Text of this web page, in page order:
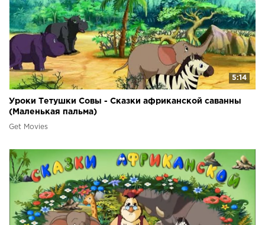
5:14
Уроки Тетушки Совы - Сказки африканской саванны
(Маленькая пальма)
Get Movies